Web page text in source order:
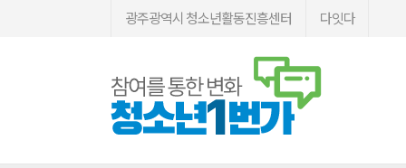
광주광역시 청소년활동진흥센터 다잇다